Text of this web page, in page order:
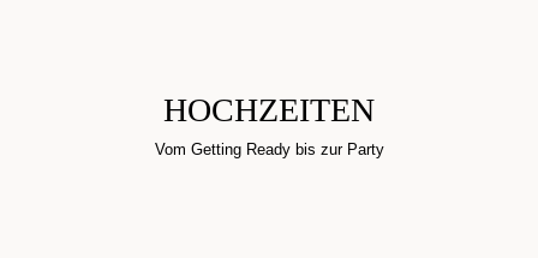
HOCHZEITEN
Vom Getting Ready bis zur Party